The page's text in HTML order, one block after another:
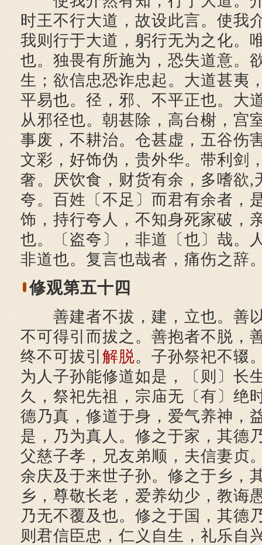
时王不行大道，故设此言。使我
我则行于大道，躬行无为之化。
也。独畏有所施为，恐失道意。
生；欲信忠恐诈忠起。大道甚夷
平易也。径，邪、不平正也。大
从邪径也。朝甚除，高台榭，宫
事废，不耕治。仓甚虚，五谷伤
文彩，好饰伪，贵外华。带利剑
奢。厌饮食，财货有余，多嗜欲,
夸。百姓〔不足〕而君有余者，
饰，持行夸人，不知身死家破，
也。〔盗夸〕，非道〔也〕哉。
非道也。复言也哉者，痛伤之辞
修观第五十四
善建者不拔，建，立也。善
不可得引而拔之。善抱者不脱，
终不可拔引 解脱。子孙祭祀不辍
为人子孙能修道如是，〔则〕长
久，祭祀先祖，宗庙无〔有〕绝
德乃真，修道于身，爱气养神，
是，乃为真人。修之于家，其德
父慈子孝，兄友弟顺，夫信妻贞
余庆及于来世子孙。修之于乡，
乡，尊敬长老，爱养幼少，教诲
乃无不覆及也。修之于国，其德
则君信臣忠，仁义自生，礼乐自